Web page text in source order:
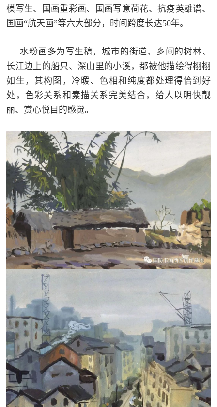
模写生、国画重彩画、国画写意荷花、抗疫英雄谱、
国画“航天画”等六大部分，时间跨度长达50年。
水粉画多为写生稿，城市的街道、乡间的树林、
长江边上的船只、深山里的小溪，都被他描绘得栩栩
如生，其构图，冷暖、色相和纯度都处理得恰到好
处，色彩关系和素描关系完美结合，给人以明快靓
丽、赏心悦目的感觉。